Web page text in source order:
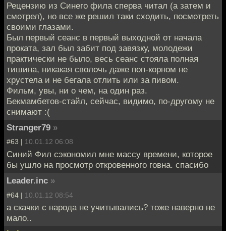
Рецензию из Синего фила сперва читал (а затем и
смотрел), но все же решил таки сходить, посмотреть
своими глазами.
Был первый сеанс в первый выходной от начала
проката, зал был забит под завязку, молодежи
практически не было, весь сеанс стояла полная
тишина, никакая сволочь даже поп-корном не
хрустела и не бегала отлить или за пивом.
Фильм, увы, ни о чем, на один раз.
Бекмамбетов-стайл, сейчас, видимо, по-другому не
снимают :(
Stranger79 »
#63 | 10.01.12 06:08
Синий Фил сэкономил мне массу времени, которое
бы ушло на просмотр откровенного говна. спасибо
Leader.inc »
#64 | 10.01.12 08:54
а скачки с народа не учитывались? тоже наверно не
мало..